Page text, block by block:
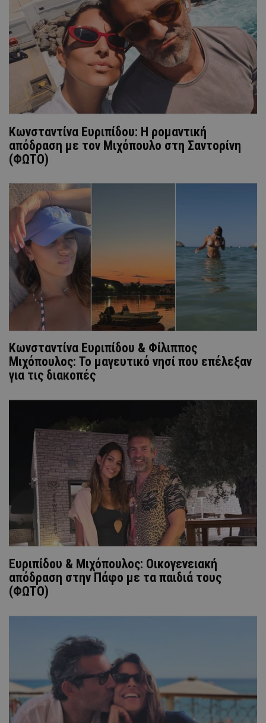
Κωνσταντίνα Ευριπίδου: Η ρομαντική
απόδραση με τον Μιχόπουλο στη Σαντορίνη
(ΦΩΤΟ)
Κωνσταντίνα Ευριπίδου & Φίλιππος
Μιχόπουλος: Το μαγευτικό νησί που επέλεξαν
για τις διακοπές
Ευριπίδου & Μιχόπουλος: Οικογενειακή
απόδραση στην Πάφο με τα παιδιά τους
(ΦΩΤΟ)